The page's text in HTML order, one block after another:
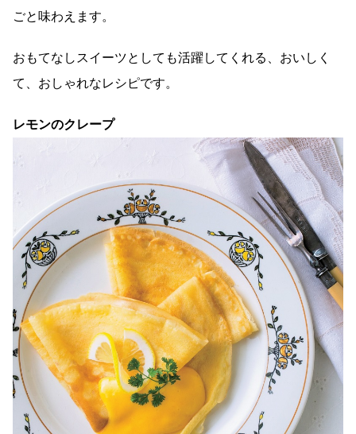
ごと味わえます。
おもてなしスイーツとしても活躍してくれる、おいしく
て、おしゃれなレシピです。
レモンのクレープ